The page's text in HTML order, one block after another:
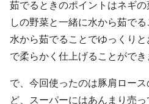
茹でるときのポイントはネギ
しの野菜と一緒に水から茹でる
水から茹でることでゆっくり
で柔らかく仕上げることができ
で、今回使ったのは豚肩ロー
ど、スーパーにはあんまり売